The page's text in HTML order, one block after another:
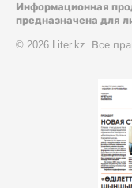
Информационная
предназначена для
© 2026 Liter.kz. Все